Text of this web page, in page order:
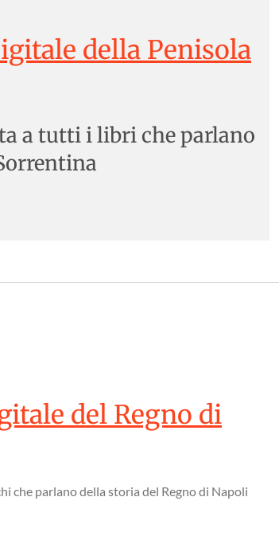
della Penisola
a tutti i libri che parlano
del Regno di
che parlano della storia del Regno di Napoli